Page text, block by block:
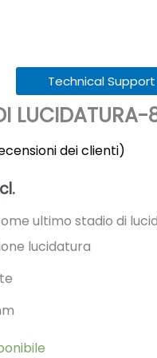
Technical Support
dei clienti)
ultimo stadio di
lucidatura